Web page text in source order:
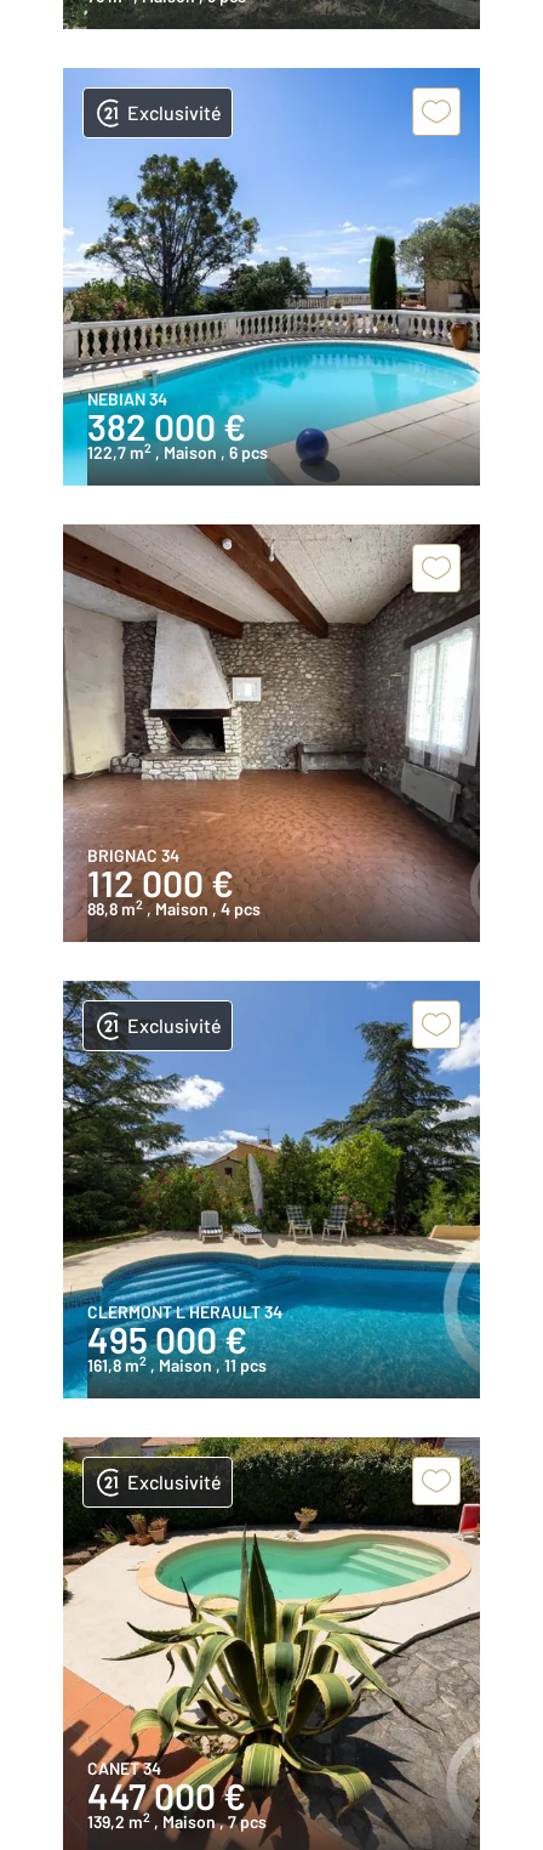
Exclusivité
NEBIAN 34
382 000 €
122,7 m2 , Maison , 6 pcs
BRIGNAC 34
112 000 €
88,8 m2 , Maison , 4 pcs
Exclusivité
CLERMONT L HERAULT 34
495 000 €
161,8 m2 , Maison, 11 pcs
Exclusivité
CANET 34
447 000 €
139,2 m2 , Maison, 7 pcs